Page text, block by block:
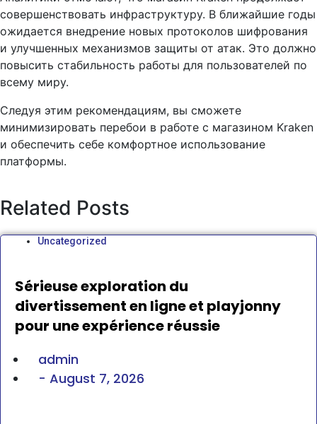
совершенствовать инфраструктуру. В ближайшие годы
ожидается внедрение новых протоколов шифрования
и улучшенных механизмов защиты от атак. Это должно
повысить стабильность работы для пользователей по
всему миру.
Следуя этим рекомендациям, вы сможете
минимизировать перебои в работе с магазином Kraken
и обеспечить себе комфортное использование
платформы.
Related Posts
Uncategorized
Sérieuse exploration du
divertissement en ligne et playjonny
pour une expérience réussie
admin
- August 7, 2026